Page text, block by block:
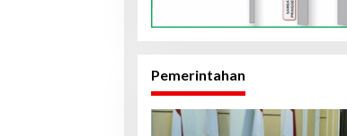
Pemerintahan